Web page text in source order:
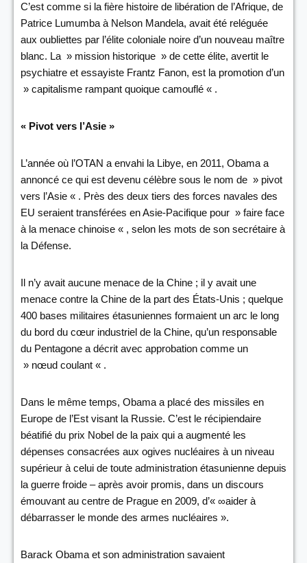
C’est comme si la fière histoire de libération de l’Afrique, de
Patrice Lumumba à Nelson Mandela, avait été reléguée
aux oubliettes par l’élite coloniale noire d’un nouveau maître
blanc. La » mission historique » de cette élite, avertit le
psychiatre et essayiste Frantz Fanon, est la promotion d’un
» capitalisme rampant quoique camouflé « .
« Pivot vers l’Asie »
L’année où l’OTAN a envahi la Libye, en 2011, Obama a
annoncé ce qui est devenu célèbre sous le nom de » pivot
vers l’Asie « . Près des deux tiers des forces navales des
EU seraient transférées en Asie-Pacifique pour » faire face
à la menace chinoise « , selon les mots de son secrétaire à
la Défense.
Il n’y avait aucune menace de la Chine ; il y avait une
menace contre la Chine de la part des États-Unis ; quelque
400 bases militaires étasuniennes formaient un arc le long
du bord du cœur industriel de la Chine, qu’un responsable
du Pentagone a décrit avec approbation comme un
» nœud coulant « .
Dans le même temps, Obama a placé des missiles en
Europe de l’Est visant la Russie. C’est le récipiendaire
béatifié du prix Nobel de la paix qui a augmenté les
dépenses consacrées aux ogives nucléaires à un niveau
supérieur à celui de toute administration étasunienne depuis
la guerre froide – après avoir promis, dans un discours
émouvant au centre de Prague en 2009, d’« ∞aider à
débarrasser le monde des armes nucléaires ».
Barack Obama et son administration savaient